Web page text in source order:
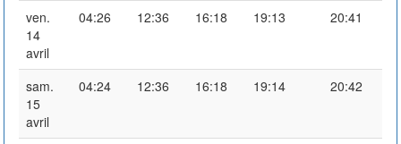
ven.
14
avril
04:26 12:36 16:18 19:13 20:41
sam.
15
avril
04:24 12:36 16:18 19:14 20:42